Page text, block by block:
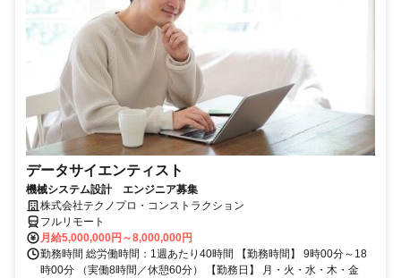
データサイエンティスト
機械システム設計 エンジニア募集
株式会社テクノプロ・コンストラクション
フルリモート
月給5,000,000円～8,000,000円
勤務時間 総労働時間：1週あたり40時間 【勤務時間】 9時00分～18
時00分 （実働8時間／休憩60分） 【勤務日】 月・火・水・木・金